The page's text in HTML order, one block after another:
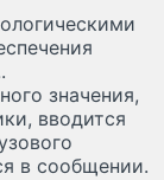
значения,
вводится
в сообщении.